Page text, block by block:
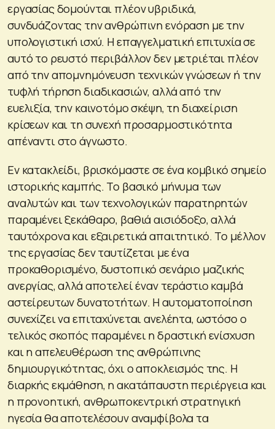
εργασίας δομούνται πλέον υβριδικά,
συνδυάζοντας την ανθρώπινη ενόραση με την
υπολογιστική ισχύ. Η επαγγελματική επιτυχία σε
αυτό το ρευστό περιβάλλον δεν μετριέται πλέον
από την απομνημόνευση τεχνικών γνώσεων ή την
τυφλή τήρηση διαδικασιών, αλλά από την
ευελιξία, την καινοτόμο σκέψη, τη διαχείριση
κρίσεων και τη συνεχή προσαρμοστικότητα
απέναντι στο άγνωστο.
Εν κατακλείδι, βρισκόμαστε σε ένα κομβικό σημείο
ιστορικής καμπής. Το βασικό μήνυμα των
αναλυτών και των τεχνολογικών παρατηρητών
παραμένει ξεκάθαρο, βαθιά αισιόδοξο, αλλά
ταυτόχρονα και εξαιρετικά απαιτητικό. Το μέλλον
της εργασίας δεν ταυτίζεται με ένα
προκαθορισμένο, δυστοπικό σενάριο μαζικής
ανεργίας, αλλά αποτελεί έναν τεράστιο καμβά
αστείρευτων δυνατοτήτων. Η αυτοματοποίηση
συνεχίζει να επιταχύνεται ανελέητα, ωστόσο ο
τελικός σκοπός παραμένει η δραστική ενίσχυση
και η απελευθέρωση της ανθρώπινης
δημιουργικότητας, όχι ο αποκλεισμός της. Η
διαρκής εκμάθηση, η ακατάπαυστη περιέργεια και
η προνοητική, ανθρωποκεντρική στρατηγική
ηγεσία θα αποτελέσουν αναμφίβολα τα